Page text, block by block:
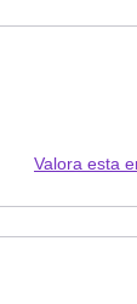
Valora esta